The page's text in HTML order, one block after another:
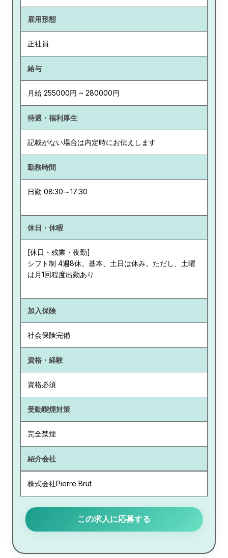
雇用形態
正社員
給与
月給 255000円 ~ 280000円
待遇・福利厚生
記載がない場合は内定時にお伝えします
勤務時間
日勤 08:30～17:30
休日・休暇
[休日・残業・夜勤]
シフト制 4週8休。基本、土日は休み。ただし、土曜
は月1回程度出勤あり
加入保険
社会保険完備
資格・経験
資格必須
受動喫煙対策
完全禁煙
紹介会社
株式会社Pierre Brut
この求人に応募する